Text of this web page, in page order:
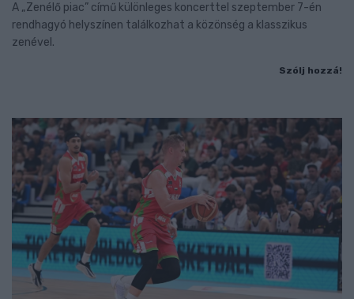
A „Zenélő piac” című különleges koncerttel szeptember 7-én
rendhagyó helyszínen találkozhat a közönség a klasszikus
zenével.
Szólj hozzá!